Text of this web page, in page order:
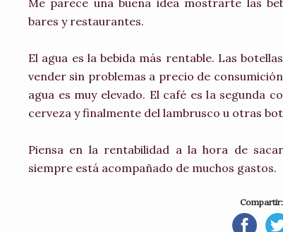
bares y restaurantes.
El agua es la bebida más rentable. Las
vender sin problemas a precio de
agua es muy elevado. El café es la segunda
cerveza y finalmente del lambrusco u otras
Piensa en la rentabilidad a la hora de
siempre está acompañado de muchos gastos.
Compartir: